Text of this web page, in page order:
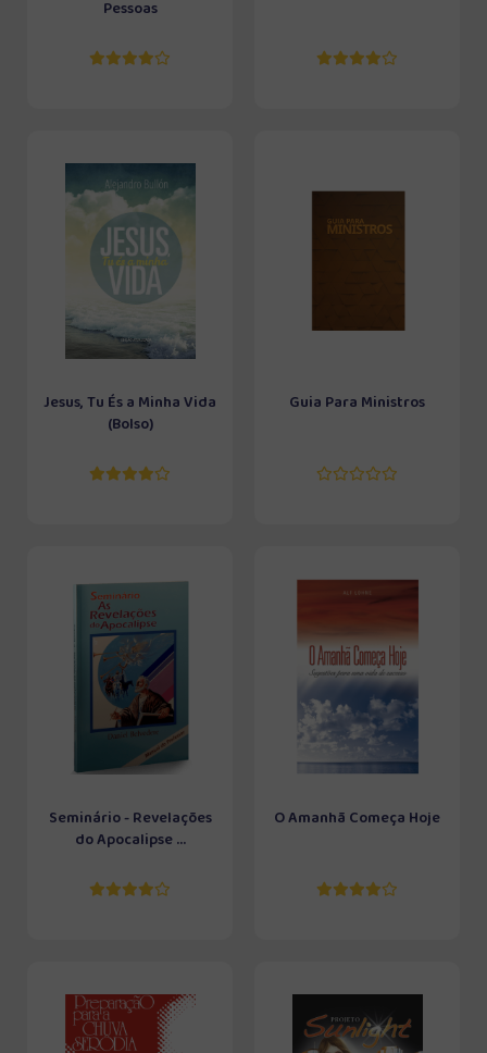
Pessoas
Jesus, Tu És a Minha Vida
(Bolso)
Guia Para Ministros
Seminário - Revelações
do Apocalipse ...
O Amanhã Começa Hoje